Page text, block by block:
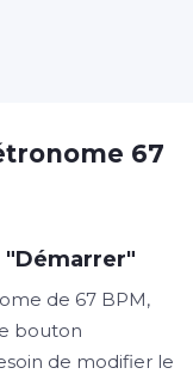
67
"Démarrer"
de 67 BPM,
bouton
de modifier le